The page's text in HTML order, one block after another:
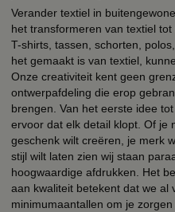
Verander textiel in
het transformeren van textiel
T-shirts, tassen, schorten,
het gemaakt is van textiel,
Onze creativiteit kent geen
ontwerpafdeling die erop
brengen. Van het eerste idee
ervoor dat elk detail klopt. Of je
geschenk wilt creëren, je merk
stijl wilt laten zien wij staan
hoogwaardige afdrukken. Het
aan kwaliteit betekent dat we al
minimumaantallen om je